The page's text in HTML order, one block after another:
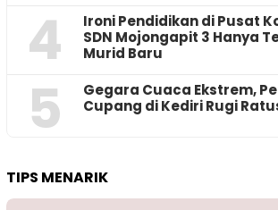
4
Ironi Pendidikan di Pusat
SDN Mojongapit 3 Hanya
Murid Baru
5
‎Gegara Cuaca Ekstrem,
Cupang di Kediri Rugi
TIPS MENARIK